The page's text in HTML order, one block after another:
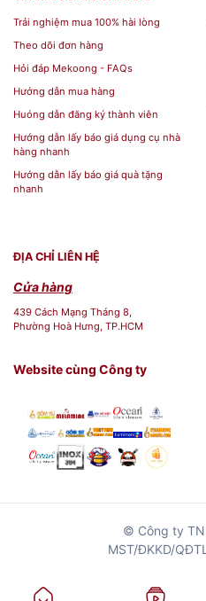
Trải nghiệm mua 100% hài lòng
Theo dõi đơn hàng
Hỏi đáp Mekoong - FAQs
Hướng dẫn mua hàng
Huóng dẫn đăng ký thành viên
Hướng dẫn lấy báo giá dụng cụ nhà
hàng nhanh
Hướng dẫn lấy báo giá quà tặng
nhanh
ĐỊA CHỈ LIÊN HỆ
Cửa hàng
439 Cách Mạng Tháng 8,
Phường Hoà Hưng, TP.HCM
Website cùng Công ty
© Công ty
MST/ĐKKD/